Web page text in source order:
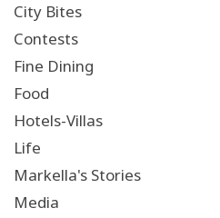
City Bites
Contests
Fine Dining
Food
Hotels-Villas
Life
Markella's Stories
Media